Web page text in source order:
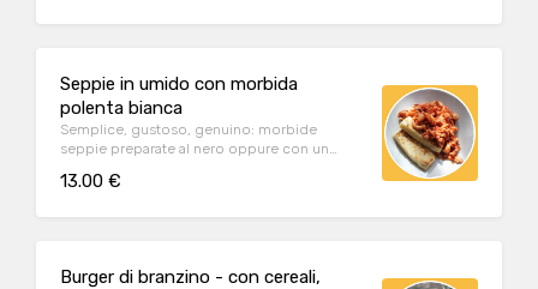
Seppie in umido con morbida
polenta bianca
Semplice, gustoso, genuino: morbide
seppie preparate al nero oppure con un
13.00 €
Burger di branzino - con cereali,